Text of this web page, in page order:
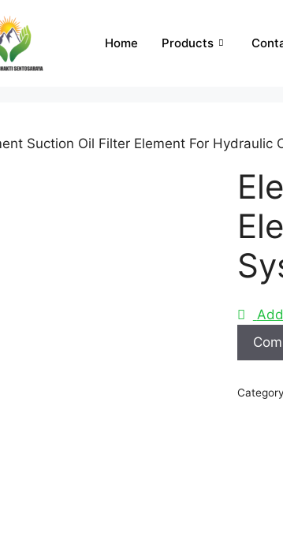
Home Products
Suction Oil Filter Element For Hydraulic